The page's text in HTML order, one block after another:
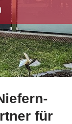
bietet Ihnen
für